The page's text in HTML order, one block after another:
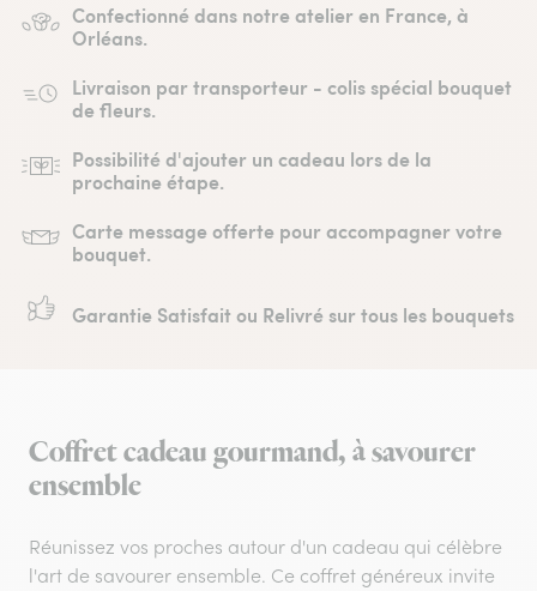
Confectionné dans notre atelier en France, à
Orléans.
Livraison par transporteur - colis spécial bouquet
de fleurs.
Possibilité d'ajouter un cadeau lors de la
prochaine étape.
Carte message offerte pour accompagner votre
bouquet.
Garantie Satisfait ou Relivré sur tous les bouquets
Coffret cadeau gourmand, à savourer
ensemble
Réunissez vos proches autour d'un cadeau qui célèbre
l'art de savourer ensemble. Ce coffret généreux invite